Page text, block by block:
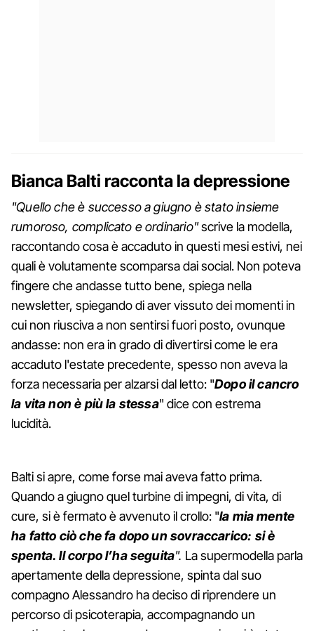
Bianca Balti racconta la depressione
"Quello che è successo a giugno è stato insieme
rumoroso, complicato e ordinario"scrive la modella,
raccontando cosa è accaduto in questi mesi estivi, nei
quali è volutamente scomparsa dai social. Non poteva
fingere che andasse tutto bene, spiega nella
newsletter, spiegando di aver vissuto dei momenti in
cui non riusciva a non sentirsi fuori posto, ovunque
andasse: non era in grado di divertirsi come le era
accaduto l'estate precedente, spesso non aveva la
forza necessaria per alzarsi dal letto: "Dopo il cancro
la vita non è più la stessa" dice con estrema
lucidità.
Balti si apre, come forse mai aveva fatto prima.
Quando a giugno quel turbine di impegni, di vita, di
cure, si è fermato è avvenuto il crollo: "la mia mente
ha fatto ciò che fa dopo un sovraccarico: si è
spenta. Il corpo l’ha seguita". La supermodella parla
apertamente della depressione, spinta dal suo
compagno Alessandro ha deciso di riprendere un
percorso di psicoterapia, accompagnando un